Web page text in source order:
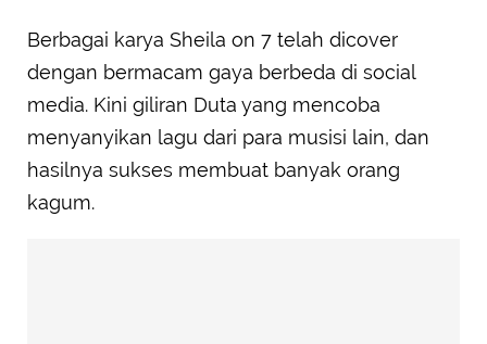
Berbagai karya Sheila on 7 telah dicover
dengan bermacam gaya berbeda di social
media. Kini giliran Duta yang mencoba
menyanyikan lagu dari para musisi lain, dan
hasilnya sukses membuat banyak orang
kagum.